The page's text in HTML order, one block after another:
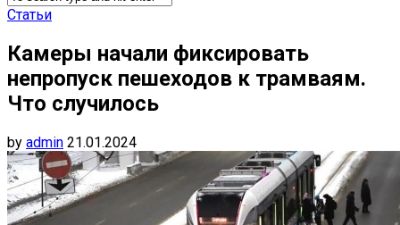
Статьи
Камеры начали фиксировать
непропуск пешеходов к трамваям.
Что случилось
by admin 21.01.2024